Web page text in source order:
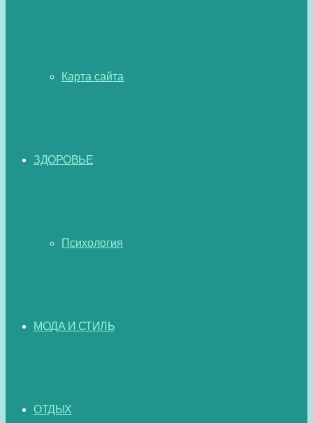
Карта сайта
ЗДОРОВЬЕ
Психология
МОДА И СТИЛЬ
ОТДЫХ